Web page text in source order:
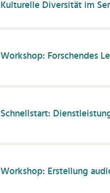
Kulturelle Diversität im
Workshop: Forschendes
Schnellstart:
Workshop: Erstellung